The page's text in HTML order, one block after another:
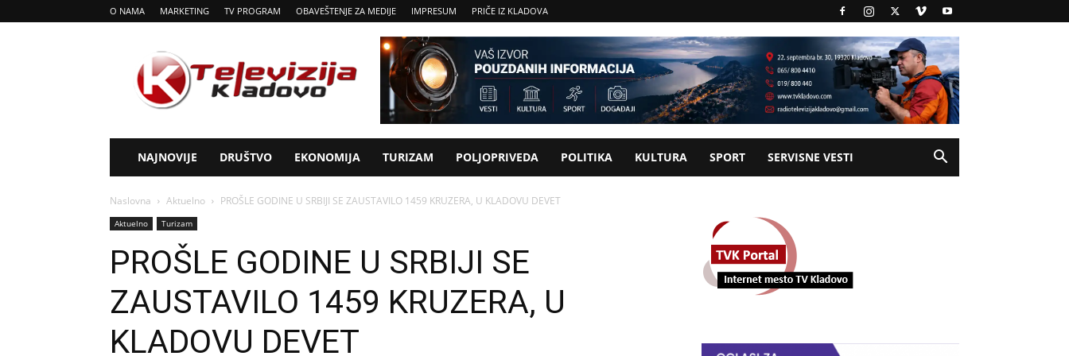
O NAMA MARKETING TV PROGRAM OBAVEŠTENJE ZA MEDIJE IMPRESUM PRIČE IZ KLADOVA
Tv
Kladovo
NAJNOVIJE DRUŠTVO EKONOMIJA TURIZAM POLJOPRIVEDA POLITIKA KULTURA SPORT SERVISNE VESTI
Naslovna Aktuelno PROŠLE GODINE U SRBIJI SE ZAUSTAVILO 1459 KRUZERA, U KLADOVU DEVET
Aktuelno Turizam
PROŠLE GODINE U SRBIJI SE
ZAUSTAVILO 1459 KRUZERA, U
KLADOVU DEVET